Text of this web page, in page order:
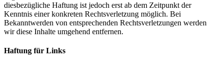
diesbezügliche Haftung ist jedoch erst ab dem Zeitpunkt der
Kenntnis einer konkreten Rechtsverletzung möglich. Bei
Bekanntwerden von entsprechenden Rechtsverletzungen werden
wir diese Inhalte umgehend entfernen.
Haftung für Links